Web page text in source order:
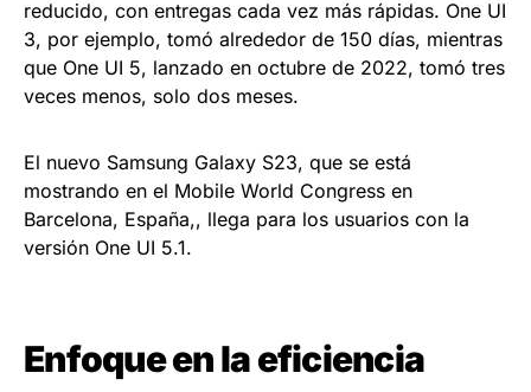
reducido, con entregas cada vez más rápidas. One UI
3, por ejemplo, tomó alrededor de 150 días, mientras
que One UI 5, lanzado en octubre de 2022, tomó tres
veces menos, solo dos meses.
El nuevo Samsung Galaxy S23, que se está
mostrando en el Mobile World Congress en
Barcelona, España,, llega para los usuarios con la
versión One UI 5.1.
Enfoque en la eficiencia